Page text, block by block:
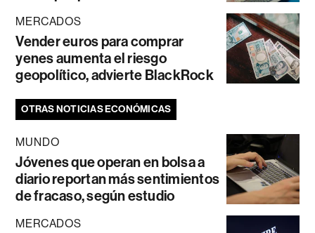
MERCADOS
Vender euros para comprar
yenes aumenta el riesgo
geopolítico, advierte BlackRock
OTRAS NOTICIAS ECONÓMICAS
MUNDO
Jóvenes que operan en bolsa a
diario reportan más sentimientos
de fracaso, según estudio
MERCADOS